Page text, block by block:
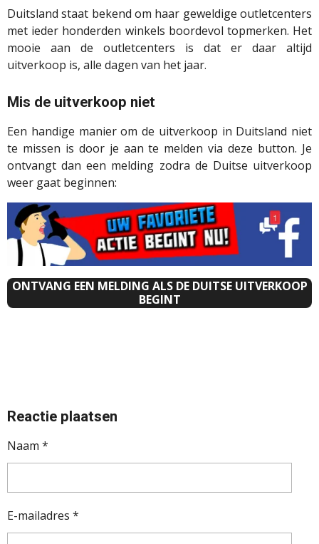
Duitsland staat bekend om haar geweldige outletcenters
met ieder honderden winkels boordevol topmerken. Het
mooie aan de outletcenters is dat er daar altijd
uitverkoop is, alle dagen van het jaar.
Mis de uitverkoop niet
Een handige manier om de uitverkoop in Duitsland niet
te missen is door je aan te melden via deze button. Je
ontvangt dan een melding zodra de Duitse uitverkoop
weer gaat beginnen:
ONTVANG EEN MELDING ALS DE DUITSE UITVERKOOP
BEGINT
Reactie plaatsen
Naam *
E-mailadres *